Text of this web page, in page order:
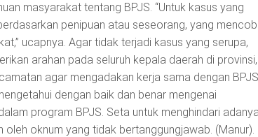
masyarakat tentang BPJS. “Untuk kasus yang
penipuan atau seseorang, yang
ucapnya. Agar tidak terjadi kasus yang serupa,
arahan pada seluruh kepala daerah di provinsi,
agar mengadakan kerja sama dengan
dengan baik dan benar mengenai
program BPJS. Seta untuk menghindari adanya
oleh oknum yang tidak bertanggungjawab. (Manur).